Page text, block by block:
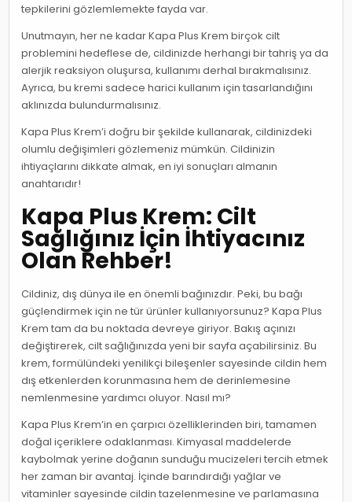
tepkilerini gözlemlemekte fayda var.
Unutmayın, her ne kadar Kapa Plus Krem birçok cilt
problemini hedeflese de, cildinizde herhangi bir tahriş ya da
alerjik reaksiyon oluşursa, kullanımı derhal bırakmalısınız.
Ayrıca, bu kremi sadece harici kullanım için tasarlandığını
aklınızda bulundurmalısınız.
Kapa Plus Krem’i doğru bir şekilde kullanarak, cildinizdeki
olumlu değişimleri gözlemeniz mümkün. Cildinizin
ihtiyaçlarını dikkate almak, en iyi sonuçları almanın
anahtarıdır!
Kapa Plus Krem: Cilt
Sağlığınız İçin İhtiyacınız
Olan Rehber!
Cildiniz, dış dünya ile en önemli bağınızdır. Peki, bu bağı
güçlendirmek için ne tür ürünler kullanıyorsunuz? Kapa Plus
Krem tam da bu noktada devreye giriyor. Bakış açınızı
değiştirerek, cilt sağlığınızda yeni bir sayfa açabilirsiniz. Bu
krem, formülündeki yenilikçi bileşenler sayesinde cildin hem
dış etkenlerden korunmasına hem de derinlemesine
nemlenmesine yardımcı oluyor. Nasıl mı?
Kapa Plus Krem’in en çarpıcı özelliklerinden biri, tamamen
doğal içeriklere odaklanması. Kimyasal maddelerde
kaybolmak yerine doğanın sunduğu mucizeleri tercih etmek
her zaman bir avantaj. İçinde barındırdığı yağlar ve
vitaminler sayesinde cildin tazelenmesine ve parlamasına